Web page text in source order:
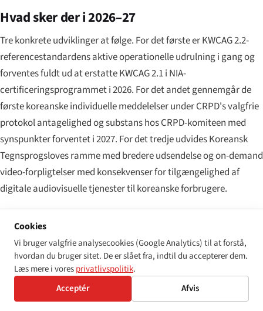
Hvad sker der i 2026–27
Tre konkrete udviklinger at følge. For det første er KWCAG 2.2-
referencestandardens aktive operationelle udrulning i gang og
forventes fuldt ud at erstatte KWCAG 2.1 i NIA-
certificeringsprogrammet i 2026. For det andet gennemgår de
første koreanske individuelle meddelelser under CRPD's valgfrie
protokol antagelighed og substans hos CRPD-komiteen med
synspunkter forventet i 2027. For det tredje udvides Koreansk
Tegnsprogsloves ramme med bredere udsendelse og on-demand
video-forpligtelser med konsekvenser for tilgængelighed af
digitale audiovisuelle tjenester til koreanske forbrugere.
DEN PRAKTISKE OVERHOLDELSESTJEKLISTE FOR
2026
Hvis du driver et koreansk offentligt websted eller
mobilapplikation:
oprethold en aktuel NIA Web
Accessibility Quality Certification (eller KMAAG-
Cookies
Vi bruger valgfrie analysecookies (Google Analytics) til at forstå,
hvordan du bruger sitet. De er slået fra, indtil du accepterer dem.
Læs mere i voresprivatlivspolitik.
Acceptér
Afvis